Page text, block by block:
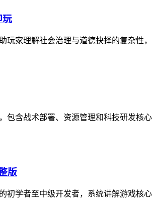
玩
玩家理解社会治理与道德抉择的复杂性
包含战术部署、资源管理和科技研发核
版
初学者至中级开发者，系统讲解游戏核